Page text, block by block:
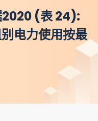
2020 (表 24):
电力使用按最